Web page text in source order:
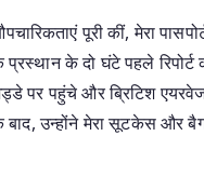
पूरी कीं, मेरा
के दो घंटे पहले
पर पहुंचे और ब्रिटिश
उन्होंने मेरा सूटकेस और बैग